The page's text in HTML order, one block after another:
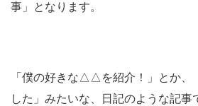
事」となります。
「僕の好きな△△を紹介！」とか、
した」みたいな、日記のような記事